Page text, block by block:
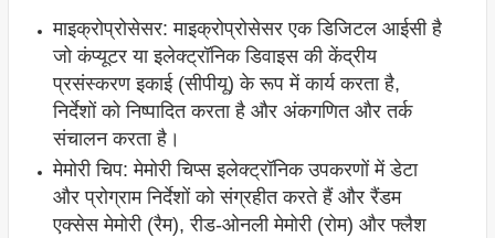
माइक्रोप्रोसेसर: माइक्रोप्रोसेसर एक डिजिटल आईसी है
जो कंप्यूटर या इलेक्ट्रॉनिक डिवाइस की केंद्रीय
प्रसंस्करण इकाई (सीपीयू) के रूप में कार्य करता है,
निर्देशों को निष्पादित करता है और अंकगणित और तर्क
संचालन करता है।
मेमोरी चिप: मेमोरी चिप्स इलेक्ट्रॉनिक उपकरणों में डेटा
और प्रोग्राम निर्देशों को संग्रहीत करते हैं और रैंडम
एक्सेस मेमोरी (रैम), रीड-ओनली मेमोरी (रोम) और फ्लैश